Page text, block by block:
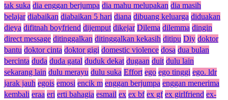
tak suka dia enggan berjumpa dia mahu melupakan dia masih
belajar diabaikan diabaikan 5 hari diana dibuang keluarga diduakan
dieya difitnah boyfriend dijemput dikejar Dilema dilemma dingin
direct message ditinggalkan ditinggalkan kekasih ditipu Diy doktor
bantu doktor cinta doktor gigi domestic violence dosa dua bulan
bercinta duda duda gatal duduk dekat dugaan duit dulu lain
sekarang lain dulu merayu dulu suka Effort ego ego tinggi ego. ldr
jarak jauh egois emosi encik m enggan berjumpa enggan menerima
kembali eraa eri erti bahagia esmail ex ex bf ex gf ex girlfriend ex-